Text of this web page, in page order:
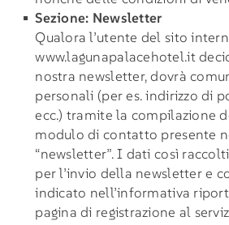
Sezione: Newsletter
Qualora l’utente del sito
www.lagunapalacehotel.it
nostra newsletter, dovrà
personali (per es. indirizzo di
ecc.) tramite la compilazione
modulo di contatto presente
“newsletter”. I dati così
per l’invio della newsletter e
indicato nell’informativa
pagina di registrazione al